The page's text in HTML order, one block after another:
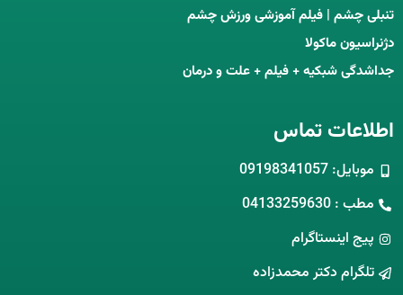
تنبلی چشم | فیلم آموزشی ورزش چشم
دژنراسیون ماکولا
جداشدگی شبکیه + فیلم + علت و درمان
اطلاعات تماس
موبایل: 09198341057
مطب : 04133259630
پیج اینستاگرام
تلگرام دکتر محمدزاده